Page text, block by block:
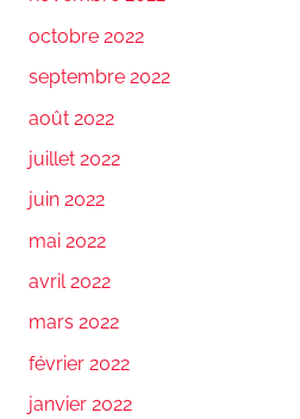
octobre 2022
septembre 2022
août 2022
juillet 2022
juin 2022
mai 2022
avril 2022
mars 2022
février 2022
janvier 2022